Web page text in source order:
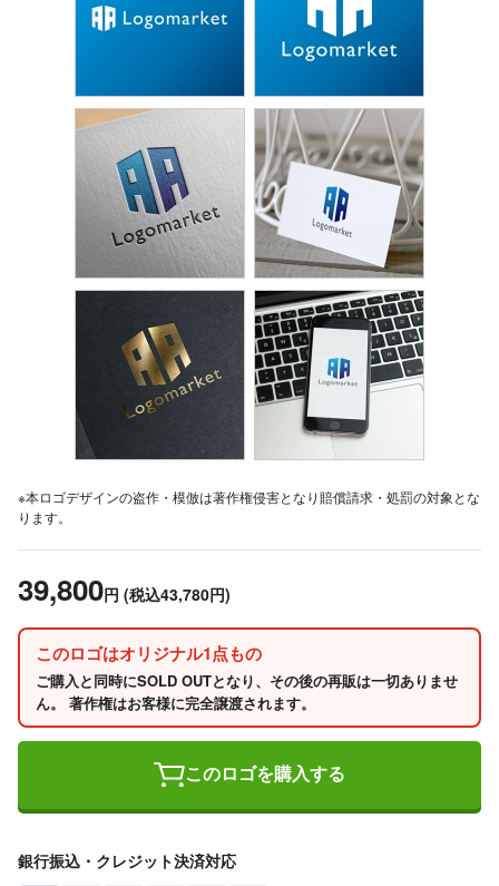
※本ロゴデザインの盗作・模倣は著作権侵害となり賠償請求・処罰の対象とな
ります。
39,800円 (税込43,780円)
このロゴはオリジナル1点もの
ご購入と同時にSOLD OUTとなり、その後の再販は一切ありませ
ん。 著作権はお客様に完全譲渡されます。
このロゴを購入する
銀行振込・クレジット決済対応